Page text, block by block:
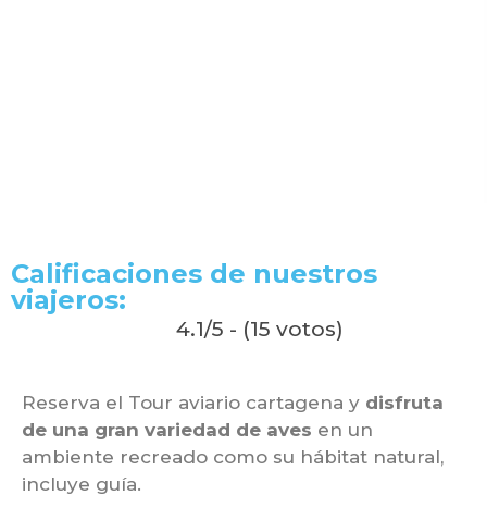
Calificaciones de nuestros
viajeros:
4.1/5 - (15 votos)
Reserva el Tour aviario cartagena y disfruta
de una gran variedad de aves en un
ambiente recreado como su hábitat natural,
incluye guía.